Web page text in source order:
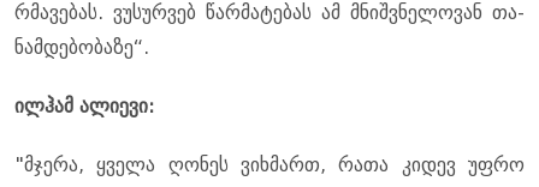
რმა­ვე­ბას. ვუ­სურ­ვებ წარ­მა­ტე­ბას ამ მნიშ­ვნე­ლო­ვან თა­
ნამ­დე­ბო­ბა­ზე“.
ილ­ჰამ ალი­ე­ვი:
"მჯე­რა, ყვე­ლა ღო­ნეს ვიხ­მართ, რათა კი­დევ უფრო